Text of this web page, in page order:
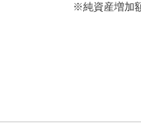
※純資産増加